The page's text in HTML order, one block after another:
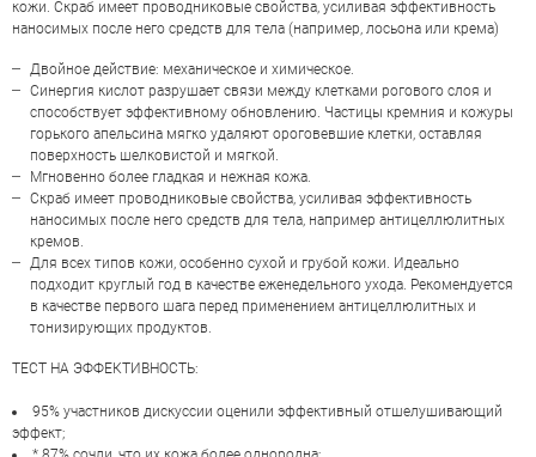
НАПИСАТЬ ОТЗЫВ
кожи. Скраб имеет проводниковые свойства, усиливая эффективность
наносимых после него средств для тела (например, лосьона или крема)
Двойное действие: механическое и химическое.
Синергия кислот разрушает связи между клетками рогового слоя и
способствует эффективному обновлению. Частицы кремния и кожуры
горького апельсина мягко удаляют ороговевшие клетки, оставляя
поверхность шелковистой и мягкой.
Мгновенно более гладкая и нежная кожа.
Скраб имеет проводниковые свойства, усиливая эффективность
наносимых после него средств для тела, например антицеллюлитных
кремов.
Для всех типов кожи, особенно сухой и грубой кожи. Идеально
подходит круглый год в качестве еженедельного ухода. Рекомендуется
в качестве первого шага перед применением антицеллюлитных и
тонизирующих продуктов.
ТЕСТ НА ЭФФЕКТИВНОСТЬ:
95% участников дискуссии оценили эффективный отшелушивающий
эффект;